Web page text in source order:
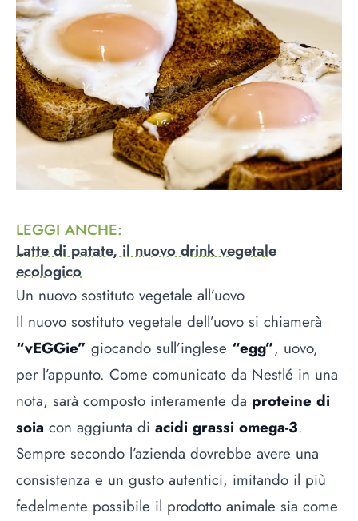
LEGGI ANCHE:
Latte di patate, il nuovo drink vegetale
ecologico
Un nuovo sostituto vegetale all’uovo
Il nuovo sostituto vegetale dell’uovo si chiamerà
“vEGGie” giocando sull’inglese “egg”, uovo,
per l’appunto. Come comunicato da Nestlé in una
nota, sarà composto interamente da proteine di
soia con aggiunta di acidi grassi omega-3.
Sempre secondo l’azienda dovrebbe avere una
consistenza e un gusto autentici, imitando il più
fedelmente possibile il prodotto animale sia come